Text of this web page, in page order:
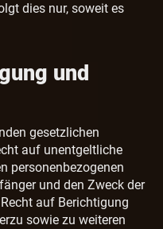
dies nur, soweit es
und
gesetzlichen
auf unentgeltliche
personenbezogenen
und den Zweck der
auf Berichtigung
sowie zu weiteren